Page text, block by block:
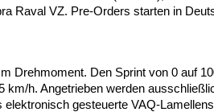
Raval VZ. Pre-Orders starten in
Drehmoment. Den Sprint von 0 auf
h. Angetrieben werden
gesteuerte VAQ-